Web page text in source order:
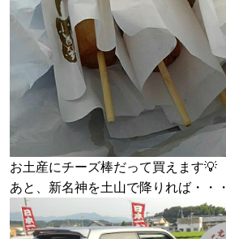
お土産にチーズ棒だって買えます💡
あと、新名神を土山で降りれば・・・